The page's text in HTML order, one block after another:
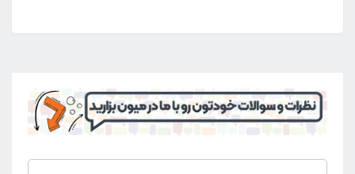
داشت که ترکیبی از بهترین مواد اولیه است و سازگار ترین
بدنه را تشکیل داده است و همچنین می تواند با داشتن
طراحی زیبا برای تمامی افراد لذت بخش و خاص باشد. این
محصول پر فروش و منحصر به فرد با نهایت کیفیت و